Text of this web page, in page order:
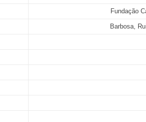
Fundação
Barbosa,